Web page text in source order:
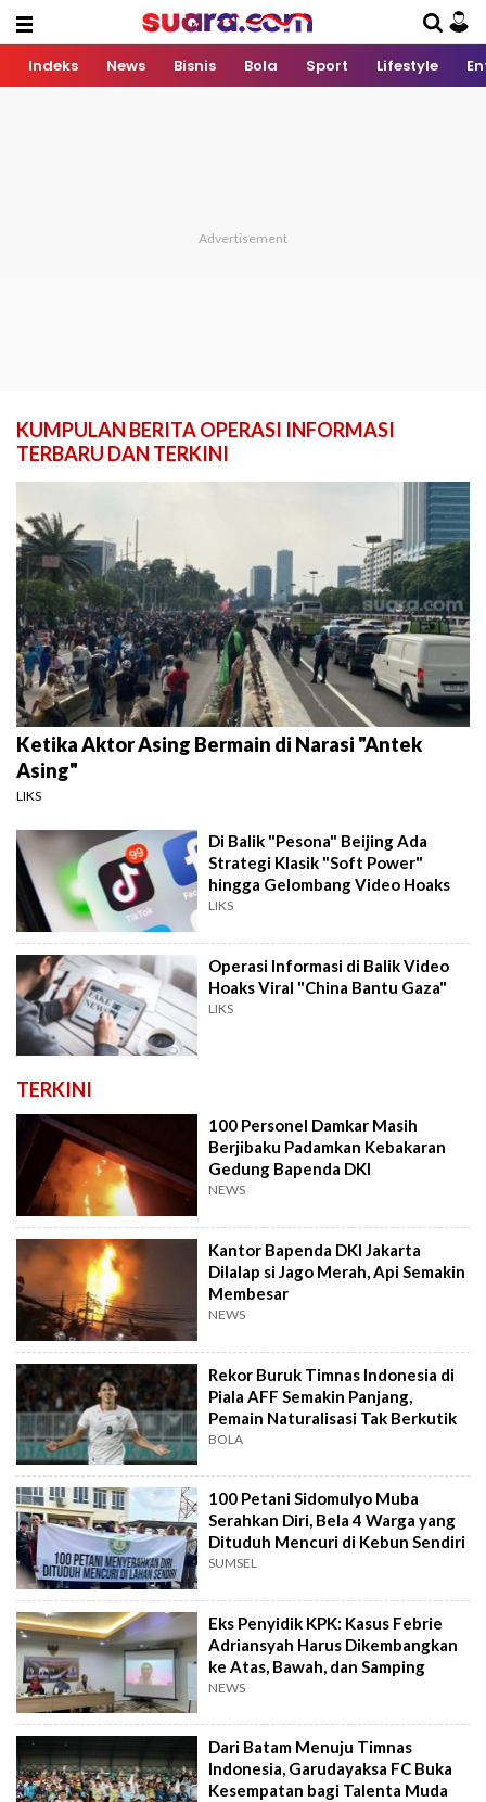
Indeks News Bisnis Bola Sport Lifestyle
KUMPULAN BERITA OPERASI INFORMASI
TERBARU DAN TERKINI
Ketika Aktor Asing Bermain di Narasi "Antek
Asing"
LIKS
Di Balik "Pesona" Beijing Ada
Strategi Klasik "Soft Power"
hingga Gelombang Video Hoaks
LIKS
Operasi Informasi di Balik Video
Hoaks Viral "China Bantu Gaza"
LIKS
TERKINI
100 Personel Damkar Masih
Berjibaku Padamkan Kebakaran
Gedung Bapenda DKI
NEWS
Kantor Bapenda DKI Jakarta
Dilalap si Jago Merah, Api Semakin
Membesar
NEWS
Rekor Buruk Timnas Indonesia di
Piala AFF Semakin Panjang,
Pemain Naturalisasi Tak Berkutik
BOLA
100 Petani Sidomulyo Muba
Serahkan Diri, Bela 4 Warga yang
Dituduh Mencuri di Kebun Sendiri
SUMSEL
Eks Penyidik KPK: Kasus Febrie
Adriansyah Harus Dikembangkan
ke Atas, Bawah, dan Samping
NEWS
Dari Batam Menuju Timnas
Indonesia, Garudayaksa FC Buka
Kesempatan bagi Talenta Muda